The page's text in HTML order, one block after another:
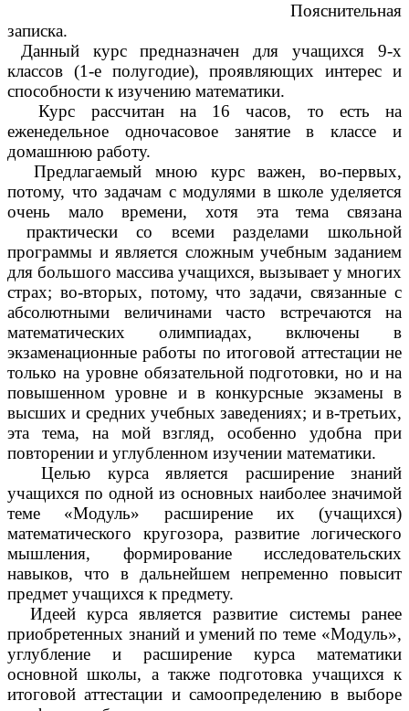
Пояснительная
записка.
Данный курс предназначен для учащихся 9-х
классов (1-е полугодие), проявляющих интерес и
способности к изучению математики.
Курс рассчитан на 16 часов, то есть на
еженедельное одночасовое занятие в классе и
домашнюю работу.
Предлагаемый мною курс важен, во-первых,
потому, что задачам с модулями в школе уделяется
очень мало времени, хотя эта тема связана
практически со всеми разделами школьной
программы и является сложным учебным заданием
для большого массива учащихся, вызывает у многих
страх; во-вторых, потому, что задачи, связанные с
абсолютными величинами часто встречаются на
математических олимпиадах, включены в
экзаменационные работы по итоговой аттестации не
только на уровне обязательной подготовки, но и на
повышенном уровне и в конкурсные экзамены в
высших и средних учебных заведениях; и в-третьих,
эта тема, на мой взгляд, особенно удобна при
повторении и углубленном изучении математики.
Целью курса является расширение знаний
учащихся по одной из основных наиболее значимой
теме «Модуль» расширение их (учащихся)
математического кругозора, развитие логического
мышления, формирование исследовательских
навыков, что в дальнейшем непременно повысит
предмет учащихся к предмету.
Идеей курса является развитие системы ранее
приобретенных знаний и умений по теме «Модуль»,
углубление и расширение курса математики
основной школы, а также подготовка учащихся к
итоговой аттестации и самоопределению в выборе